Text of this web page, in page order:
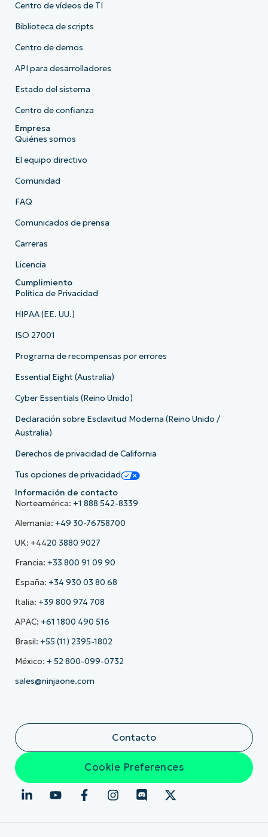
Centro de vídeos de TI
Biblioteca de scripts
Centro de demos
API para desarrolladores
Estado del sistema
Centro de confianza
Empresa
Quiénes somos
El equipo directivo
Comunidad
FAQ
Comunicados de prensa
Carreras
Licencia
Cumplimiento
Política de Privacidad
HIPAA (EE. UU.)
ISO 27001
Programa de recompensas por errores
Essential Eight (Australia)
Cyber Essentials (Reino Unido)
Declaración sobre Esclavitud Moderna (Reino Unido /
Australia)
Derechos de privacidad de California
Tus opciones de privacidad
Información de contacto
Norteamérica: +1 888 542-8339
Alemania: +49 30-76758700
UK: +4420 3880 9027
Francia: +33 800 91 09 90
España: +34 930 03 80 68
Italia: +39 800 974 708
APAC: +61 1800 490 516
Brasil: +55 (11) 2395-1802
México: + 52 800-099-0732
sales@ninjaone.com
Contacto
Cookie Preferences